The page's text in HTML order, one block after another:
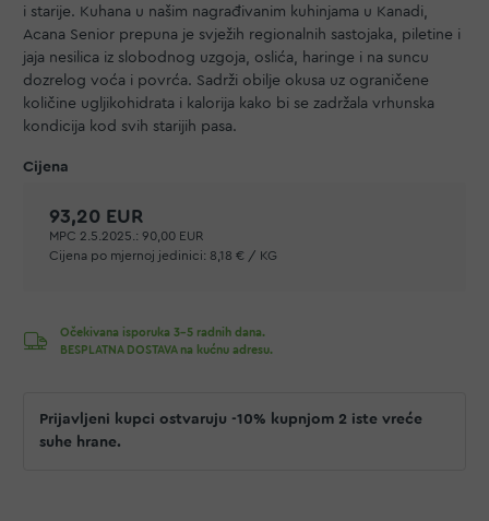
i starije. Kuhana u našim nagrađivanim kuhinjama u Kanadi,
Acana Senior prepuna je svježih regionalnih sastojaka, piletine i
jaja nesilica iz slobodnog uzgoja, oslića, haringe i na suncu
dozrelog voća i povrća. Sadrži obilje okusa uz ograničene
količine ugljikohidrata i kalorija kako bi se zadržala vrhunska
kondicija kod svih starijih pasa.
93,20 EUR
MPC 2.5.2025.: 90,00 EUR
Cijena po mjernoj jedinici: 8,18 € / KG
Očekivana isporuka 3-5 radnih dana.
BESPLATNA DOSTAVA na kućnu adresu.
Prijavljeni kupci ostvaruju -10% kupnjom 2 iste vreće
suhe hrane.